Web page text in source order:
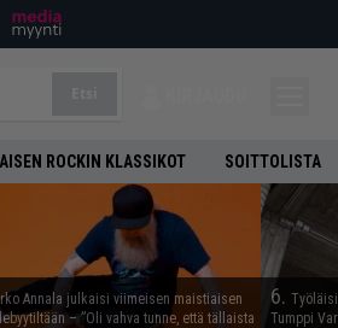
ROCKIN KLASSIKOT SOITTOLISTA
Annala julkaisi viimeisen maistiaisen
– ”Oli vahva tunne, että tällaista
6.
Tumppi